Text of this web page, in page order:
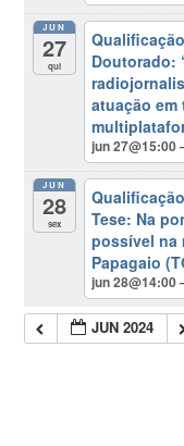
JUN
27
qui
Doutorado:
atuação
jun 27@15:00
JUN
28
sex
Tese: Na
possível na
Papagaio
jun 28@14:00
JUN 2024